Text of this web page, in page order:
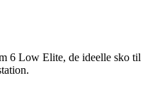
6 Low Elite, de ideelle sko til